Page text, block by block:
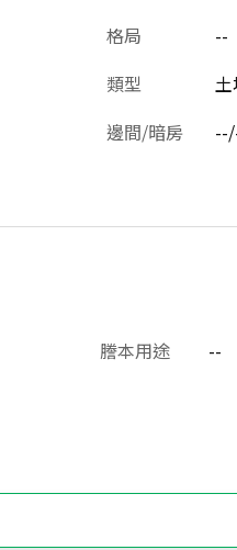
格局
--
類型
邊間/暗房
謄本用途
--